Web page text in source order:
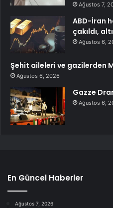
Ağustos 7,
ABD-İran
çakıldı,
Ağustos 6,
Şehit aileleri ve gazilerden
Ağustos 6, 2026
Gazze
Ağustos 6,
En Güncel Haberler
Ağustos 7, 2026